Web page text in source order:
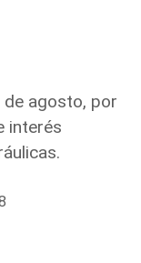
agosto, por
interés